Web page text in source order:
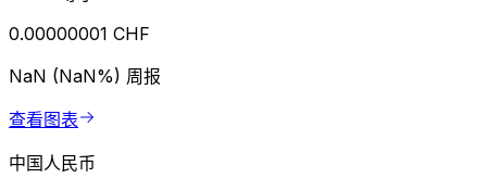
0.00000001 CHF
NaN (NaN%) 周报
查看图表
中国人民币